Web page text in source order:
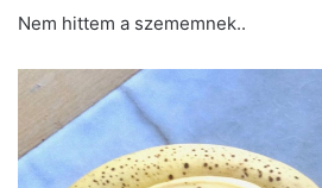
Nem hittem a szememnek..